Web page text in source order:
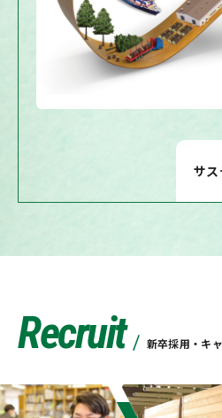
サ
Recruit 新卒採用・キ